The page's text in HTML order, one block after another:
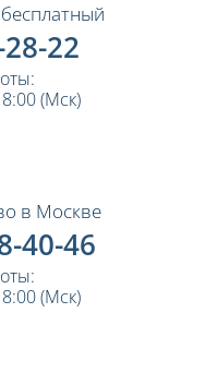
22
(Мск)
в Москве
40-46
(Мск)